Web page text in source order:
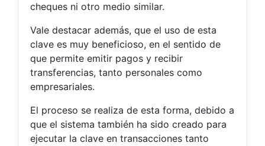
cheques ni otro medio similar.
Vale destacar además, que el uso de esta
clave es muy beneficioso, en el sentido de
que permite emitir pagos y recibir
transferencias, tanto personales como
empresariales.
El proceso se realiza de esta forma, debido a
que el sistema también ha sido creado para
ejecutar la clave en transacciones tanto